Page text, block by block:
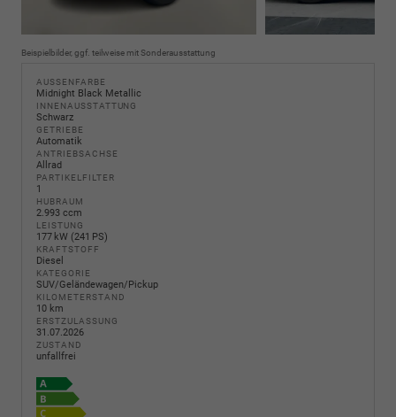
Beispielbilder, ggf. teilweise mit Sonderausstattung
AUSSENFARBE
Midnight Black Metallic
INNENAUSSTATTUNG
Schwarz
GETRIEBE
Automatik
ANTRIEBSACHSE
Allrad
PARTIKELFILTER
1
HUBRAUM
2.993 ccm
LEISTUNG
177 kW (241 PS)
KRAFTSTOFF
Diesel
KATEGORIE
SUV/Geländewagen/Pickup
KILOMETERSTAND
10 km
ERSTZULASSUNG
31.07.2026
ZUSTAND
unfallfrei